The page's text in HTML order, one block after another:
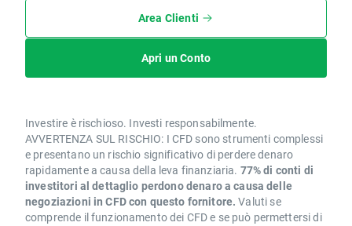
Area Clienti
Apri un Conto
Investire è rischioso. Investi responsabilmente.
AVVERTENZA SUL RISCHIO: I CFD sono strumenti complessi
e presentano un rischio significativo di perdere denaro
rapidamente a causa della leva finanziaria. 77% di conti di
investitori al dettaglio perdono denaro a causa delle
negoziazioni in CFD con questo fornitore. Valuti se
comprende il funzionamento dei CFD e se può permettersi di